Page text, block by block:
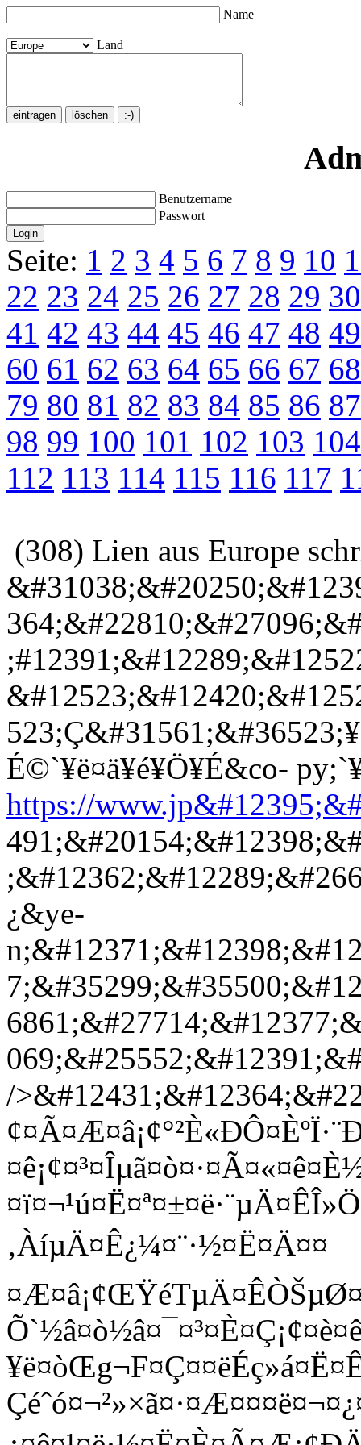
Name
Land
Benutzername
Passwort
Seite: 1 2 3 4 5 6 7 8 9 10
22 23 24 25 26 27 28 29 30
41 42 43 44 45 46 47 48 49
60 61 62 63 64 65 66 67 68
79 80 81 82 83 84 85 86 87
98 99 100 101 102 103 104
112 113 114 115 116 117
(308) Lien aus Europe
É©`¥ë¤ä¥é¥Ö¥É&co-
https://
¿&ye-
/
‚ÀíµÄ¤Ê¿¼¤¨·½¤Ë¤Ä¤¤